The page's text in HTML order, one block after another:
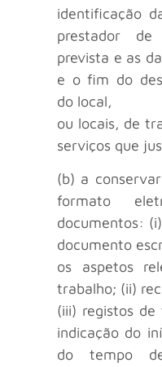
identificação
prestador
prevista e as
e o fim do
do local,
ou locais, de
serviços que
(b) a
formato
documentos:
documento
os aspetos
trabalho; (ii)
(iii) registos
indicação do
do tempo